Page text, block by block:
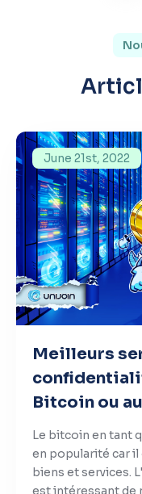
June 21st, 2022
Meilleurs
Bitcoin ou
Le bitcoin en tant
en popularité car
biens et services.
est intéressant de